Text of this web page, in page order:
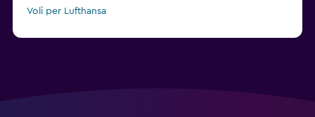
Voli per Lufthansa